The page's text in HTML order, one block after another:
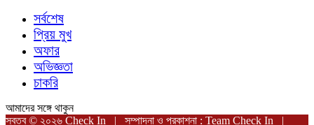
সর্বশেষ
প্রিয় মুখ
অফার
অভিজ্ঞতা
চাকরি
আমাদের সঙ্গে থাকুন
স্বত্ব © ২০২৬ Check In | সম্পাদনা ও প্রকাশনা : Team Check In |